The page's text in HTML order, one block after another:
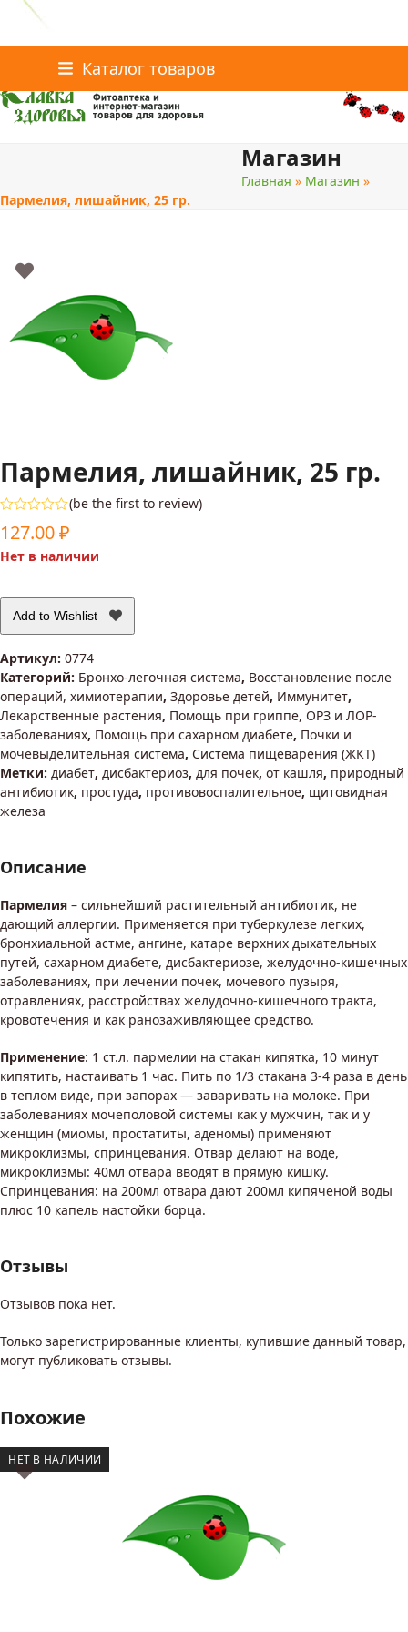
content
Каталог товаров
Доставка и оплата
Скидки
Магазин
Главная » Магазин »
Пармелия, лишайник, 25 гр.
Пармелия, лишайник, 25 гр.
5
(be the first to review)
127.00₽
Нет в наличии
Add to Wishlist
Артикул: 0774
Категорий: Бронхо-легочная система, Восстановление после
операций, химиотерапии, Здоровье детей, Иммунитет,
Лекарственные растения, Помощь при гриппе, ОРЗ и ЛОР-
заболеваниях, Помощь при сахарном диабете, Почки и
мочевыделительная система, Система пищеварения (ЖКТ)
Метки: диабет, дисбактериоз, для почек, от кашля, природный
антибиотик, простуда, противовоспалительное, щитовидная
железа
Описание
Пармелия – сильнейший растительный антибиотик, не
дающий аллергии. Применяется при туберкулезе легких,
бронхиальной астме, ангине, катаре верхних дыхательных
путей, сахарном диабете, дисбактериозе, желудочно-кишечных
заболеваниях, при лечении почек, мочевого пузыря,
отравлениях, расстройствах желудочно-кишечного тракта,
кровотечения и как ранозаживляющее средство.
Применение: 1 ст.л. пармелии на стакан кипятка, 10 минут
кипятить, настаивать 1 час. Пить по 1/3 стакана 3-4 раза в день
в теплом виде, при запорах — заваривать на молоке. При
заболеваниях мочеполовой системы как у мужчин, так и у
женщин (миомы, простатиты, аденомы) применяют
микроклизмы, спринцевания. Отвар делают на воде,
микроклизмы: 40мл отвара вводят в прямую кишку.
Спринцевания: на 200мл отвара дают 200мл кипяченой воды
плюс 10 капель настойки борца.
Отзывы
Отзывов пока нет.
Только зарегистрированные клиенты, купившие данный товар,
могут публиковать отзывы.
Похожие
НЕТ В НАЛИЧИИ